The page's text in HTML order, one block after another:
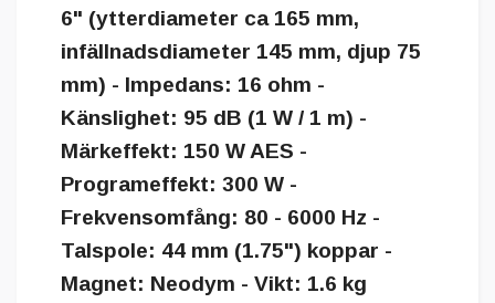
6" (ytterdiameter ca 165 mm,
infällnadsdiameter 145 mm, djup 75
mm) - Impedans: 16 ohm -
Känslighet: 95 dB (1 W / 1 m) -
Märkeffekt: 150 W AES -
Programeffekt: 300 W -
Frekvensomfång: 80 - 6000 Hz -
Talspole: 44 mm (1.75") koppar -
Magnet: Neodym - Vikt: 1.6 kg